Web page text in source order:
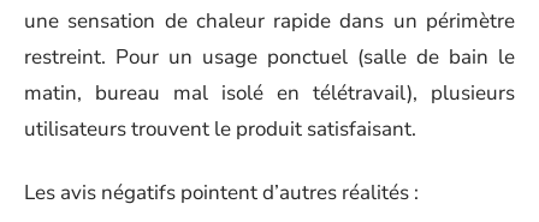
une sensation de chaleur rapide dans un périmètre
restreint. Pour un usage ponctuel (salle de bain le
matin, bureau mal isolé en télétravail), plusieurs
utilisateurs trouvent le produit satisfaisant.
Les avis négatifs pointent d’autres réalités :